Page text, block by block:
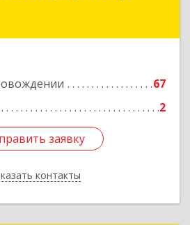
67
2
заявку
контакты
г, Ленина ул, дом № 10,
заявку
Назад